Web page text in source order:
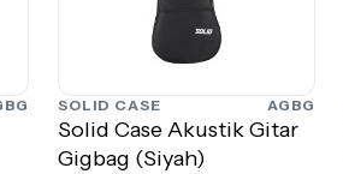
SOLID CASE AGBG
Solid Case Akustik Gitar
Gigbag (Siyah)